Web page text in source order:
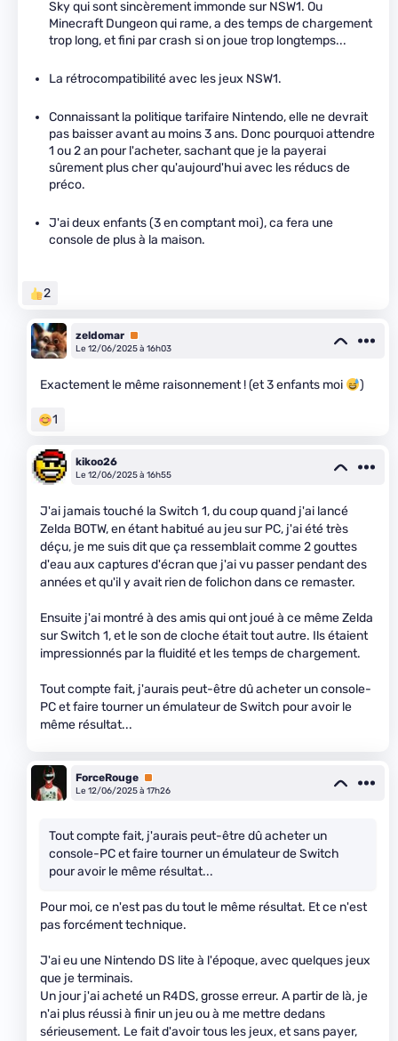
Sky qui sont sincèrement immonde sur NSW1. Ou
Minecraft Dungeon qui rame, a des temps de chargement
trop long, et fini par crash si on joue trop longtemps...
La rétrocompatibilité avec les jeux NSW1.
Connaissant la politique tarifaire Nintendo, elle ne devrait
pas baisser avant au moins 3 ans. Donc pourquoi attendre
1 ou 2 an pour l'acheter, sachant que je la payerai
sûrement plus cher qu'aujourd'hui avec les réducs de
préco.
J'ai deux enfants (3 en comptant moi), ca fera une
console de plus à la maison.
2
zeldomar Premium
Le 12/06/2025 à 16h03
Exactement le même raisonnement ! (et 3 enfants moi )
1
kikoo26
Le 12/06/2025 à 16h55
J'ai jamais touché la Switch 1, du coup quand j'ai lancé
Zelda BOTW, en étant habitué au jeu sur PC, j'ai été très
déçu, je me suis dit que ça ressemblait comme 2 gouttes
d'eau aux captures d'écran que j'ai vu passer pendant des
années et qu'il y avait rien de folichon dans ce remaster.
Ensuite j'ai montré à des amis qui ont joué à ce même Zelda
sur Switch 1, et le son de cloche était tout autre. Ils étaient
impressionnés par la fluidité et les temps de chargement.
Tout compte fait, j'aurais peut-être dû acheter un console-
PC et faire tourner un émulateur de Switch pour avoir le
même résultat...
ForceRouge Premium
Le 12/06/2025 à 17h26
Tout compte fait, j'aurais peut-être dû acheter un
console-PC et faire tourner un émulateur de Switch
pour avoir le même résultat...
Pour moi, ce n'est pas du tout le même résultat. Et ce n'est
pas forcément technique.
J'ai eu une Nintendo DS lite à l'époque, avec quelques jeux
que je terminais.
Un jour j'ai acheté un R4DS, grosse erreur. A partir de là, je
n'ai plus réussi à finir un jeu ou à me mettre dedans
sérieusement. Le fait d'avoir tous les jeux, et sans payer,